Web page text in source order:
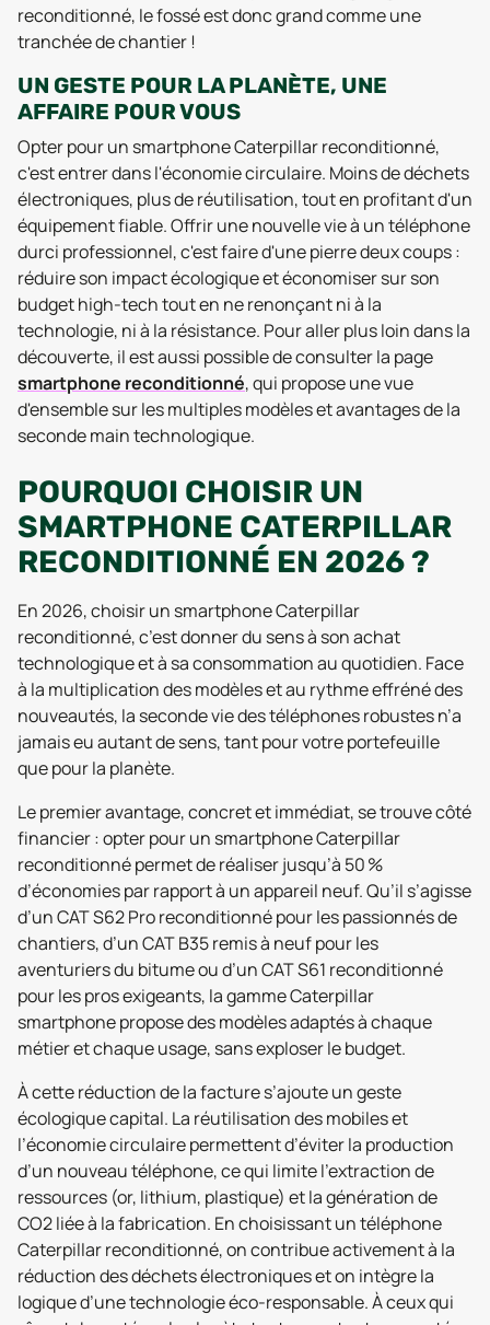
reconditionné, le fossé est donc grand comme une
tranchée de chantier !
UN GESTE POUR LA PLANÈTE, UNE
AFFAIRE POUR VOUS
Opter pour un smartphone Caterpillar reconditionné,
c'est entrer dans l'économie circulaire. Moins de déchets
électroniques, plus de réutilisation, tout en profitant d'un
équipement fiable. Offrir une nouvelle vie à un téléphone
durci professionnel, c'est faire d'une pierre deux coups :
réduire son impact écologique et économiser sur son
budget high-tech tout en ne renonçant ni à la
technologie, ni à la résistance. Pour aller plus loin dans la
découverte, il est aussi possible de consulter la page
smartphone reconditionné, qui propose une vue
d'ensemble sur les multiples modèles et avantages de la
seconde main technologique.
POURQUOI CHOISIR UN
SMARTPHONE CATERPILLAR
RECONDITIONNÉ EN 2026 ?
En 2026, choisir un smartphone Caterpillar
reconditionné, c’est donner du sens à son achat
technologique et à sa consommation au quotidien. Face
à la multiplication des modèles et au rythme effréné des
nouveautés, la seconde vie des téléphones robustes n’a
jamais eu autant de sens, tant pour votre portefeuille
que pour la planète.
Le premier avantage, concret et immédiat, se trouve côté
financier : opter pour un smartphone Caterpillar
reconditionné permet de réaliser jusqu’à 50 %
d’économies par rapport à un appareil neuf. Qu’il s’agisse
d’un CAT S62 Pro reconditionné pour les passionnés de
chantiers, d’un CAT B35 remis à neuf pour les
aventuriers du bitume ou d’un CAT S61 reconditionné
pour les pros exigeants, la gamme Caterpillar
smartphone propose des modèles adaptés à chaque
métier et chaque usage, sans exploser le budget.
À cette réduction de la facture s’ajoute un geste
écologique capital. La réutilisation des mobiles et
l’économie circulaire permettent d’éviter la production
d’un nouveau téléphone, ce qui limite l’extraction de
ressources (or, lithium, plastique) et la génération de
CO2 liée à la fabrication. En choisissant un téléphone
Caterpillar reconditionné, on contribue activement à la
réduction des déchets électroniques et on intègre la
logique d’une technologie éco-responsable. À ceux qui